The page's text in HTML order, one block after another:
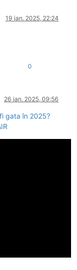
19 ian. 2025, 22:24
0
26 ian. 2025, 09:56
gata în 2025?